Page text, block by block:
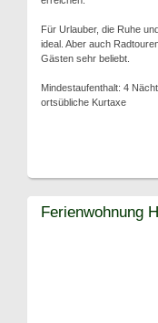
Für Urlauber, die Ruhe
ideal. Aber auch
Gästen sehr beliebt.
Mindestaufenthalt: 4
ortsübliche Kurtaxe
Ferienwohnung